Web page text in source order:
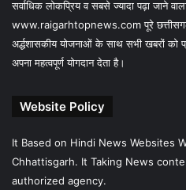
सर्वाधिक लोकप्रिय व सबसे ज्यादा पढ़ा जाने
www.raigarhtopnews.com पूरे
अर्द्धशासकीय योजनाओं के साथ सभी खबरों को
अपना महत्वपूर्ण योगदान देता है।
Website Policy
It Based on Hindi News Websites
Chhattisgarh. It Taking News
authorized agency.